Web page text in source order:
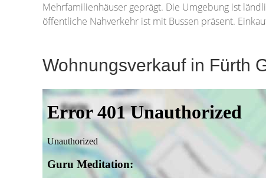
Mehrfamilienhäuser geprägt. Die Umgebung ist
öffentliche Nahverkehr ist mit Bussen präsent.
Wohnungsverkauf in Fürth